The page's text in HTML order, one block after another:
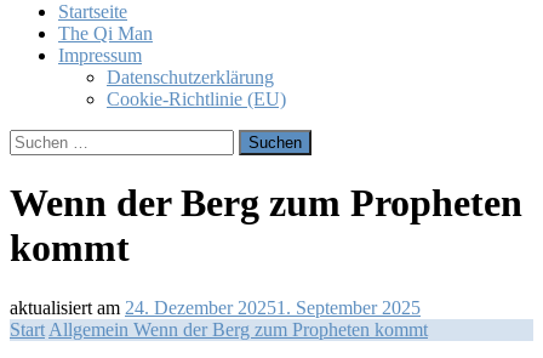
Startseite
The Qi Man
Impressum
Datenschutzerklärung
Cookie-Richtlinie (EU)
Suchen
nach:
Wenn der Berg zum Propheten
kommt
aktualisiert am 24. Dezember 20251. September 2025
Start Allgemein Wenn der Berg zum Propheten kommt